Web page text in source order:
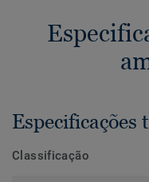
Especificações
Classificação